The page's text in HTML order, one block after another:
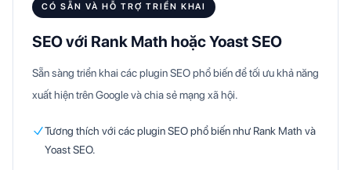
CÓ SẴN VÀ HỖ TRỢ TRIỂN KHAI
SEO với Rank Math hoặc Yoast SEO
Sẵn sàng triển khai các plugin SEO phổ biến để tối ưu khả năng
xuất hiện trên Google và chia sẻ mạng xã hội.
Tương thích với các plugin SEO phổ biến như Rank Math và
Yoast SEO.